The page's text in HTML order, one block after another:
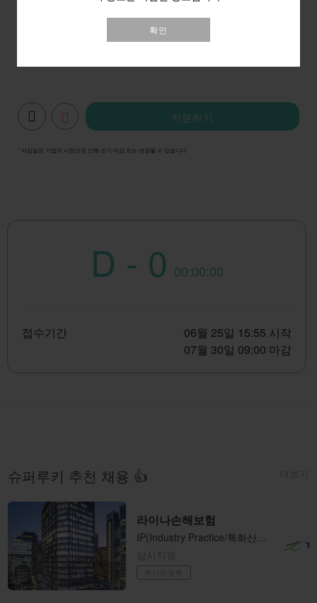
확인
[간편접수]
네이버:네이버폼
지원하기
* 마감일은 기업의 사정으로 인해 조기 마감 또는 변경될 수 있습니다
D - 0 00:00:00
접수기간
06월 25일 15:55 시작
07월 30일 09:00 마감
슈퍼루키 추천 채용 👍
라이나손해보험
상시지원